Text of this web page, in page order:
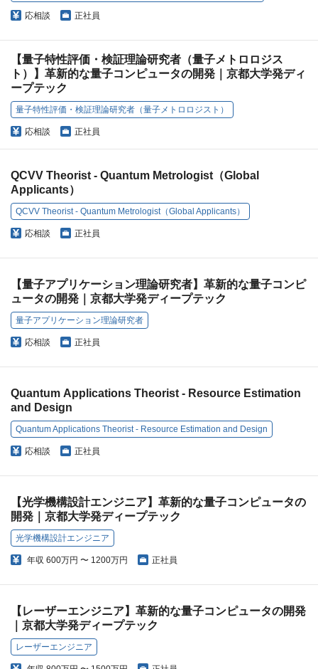
応相談 正社員
【量子特性評価・検証理論研究者（量子メトロロジス
ト）】革新的な量子コンピュータの開発｜京都大学発ディ
ープテック
量子特性評価・検証理論研究者（量子メトロロジスト）
応相談 正社員
QCVV Theorist - Quantum Metrologist（Global
Applicants）
QCVV Theorist - Quantum Metrologist（Global Applicants）
応相談 正社員
【量子アプリケーション理論研究者】革新的な量子コンピ
ュータの開発｜京都大学発ディープテック
量子アプリケーション理論研究者
応相談 正社員
Quantum Applications Theorist - Resource Estimation
and Design
Quantum Applications Theorist - Resource Estimation and Design
応相談 正社員
【光学機構設計エンジニア】革新的な量子コンピュータの
開発｜京都大学発ディープテック
光学機構設計エンジニア
年収 600万円 〜 1200万円 正社員
【レーザーエンジニア】革新的な量子コンピュータの開発
｜京都大学発ディープテック
レーザーエンジニア